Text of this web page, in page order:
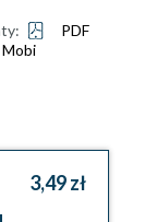
PDF
3,49 zł